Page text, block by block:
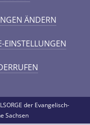
ÄNDERN
EINSTELLUNGEN
der Evangelisch-
Sachsen